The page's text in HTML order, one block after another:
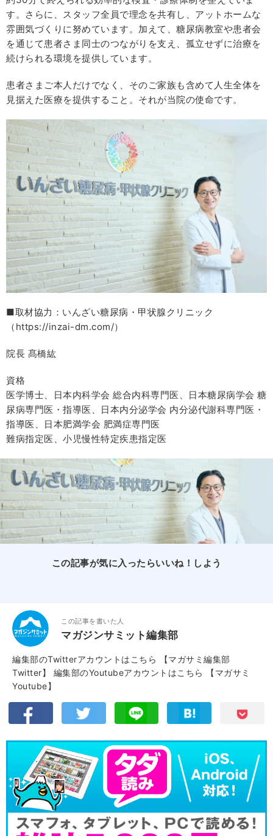
す。さらに、スタッフ全員で理念を共有し、アットホームな
雰囲気づくりに努めています。加えて、糖尿病教室や患者会
を通じて患者さま同士のつながりを支え、孤立せずに治療を
続けられる環境を提供しています。
患者さまご本人だけでなく、そのご家族も含めて人生全体を
見据えた医療を提供すること。それが当院の使命です。
■取材協力：いんざい糖尿病・甲状腺クリニック
（https://inzai-dm.com/）
院長 髙橋紘
資格
医学博士、日本内科学会 総合内科専門医、日本糖尿病学会 糖
尿病専門医・指導医、日本内分泌学会 内分泌代謝科専門医・
指導医、日本肥満学会 肥満症専門医
難病指定医、小児慢性特定疾患指定医
この記事が気に入ったらいいね！しよう
この記事を書いた人
マガジンサミット編集部
編集部のTwitterアカウントはこちら
【マガサミ編集部
Twitter】
編集部のYoutubeアカウントはこちら
【マガサミ
Youtube】